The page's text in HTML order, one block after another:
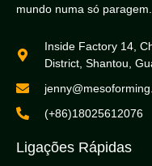
mundo numa só paragem.
Inside Factory 14,
District, Shantou,
(+86)18025612076
Ligações Rápidas